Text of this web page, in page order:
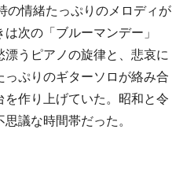
の情緒たっぷりのメロディが
次の「ブルーマンデー」
うピアノの旋律と、悲哀に
ぷりのギターソロが絡み合
作り上げていた。昭和と令
議な時間帯だった。